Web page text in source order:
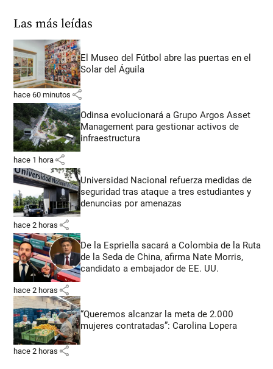
Las más leídas
El Museo del Fútbol abre las puertas en el
Solar del Águila
hace 60 minutos share
Odinsa evolucionará a Grupo Argos Asset
Management para gestionar activos de
infraestructura
hace 1 hora share
Universidad Nacional refuerza medidas de
seguridad tras ataque a tres estudiantes y
denuncias por amenazas
hace 2 horas share
De la Espriella sacará a Colombia de la Ruta
de la Seda de China, afirma Nate Morris,
candidato a embajador de EE. UU.
hace 2 horas share
“Queremos alcanzar la meta de 2.000
mujeres contratadas”: Carolina Lopera
hace 2 horas share